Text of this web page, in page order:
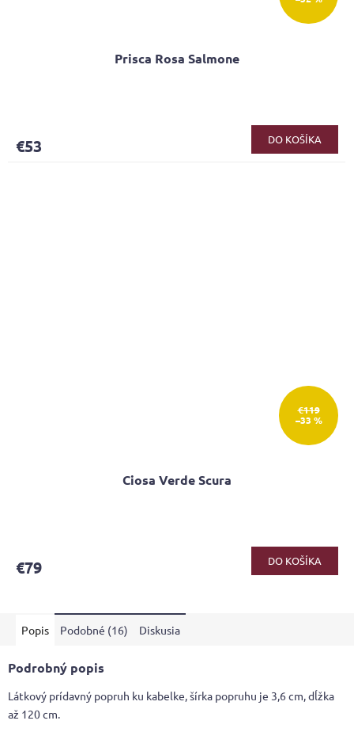
Prisca Rosa Salmone
€53 DO KOŠÍKA
€119
–33 %
Ciosa Verde Scura
je
hviezdičiek.
€79 DO KOŠÍKA
Popis Podobné (16) Diskusia
Podrobný popis
Látkový prídavný popruh ku kabelke, šírka popruhu je 3,6 cm, dĺžka
až 120 cm.